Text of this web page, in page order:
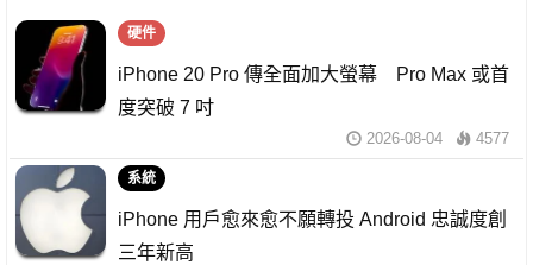
硬件
iPhone 20 Pro 傳全面加大螢幕 Pro Max 或首
度突破 7 吋
2026-08-04 4577
系統
iPhone 用戶愈來愈不願轉投 Android 忠誠度創
三年新高